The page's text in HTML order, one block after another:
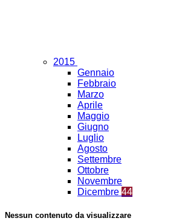
2015
Gennaio
Febbraio
Marzo
Aprile
Maggio
Giugno
Luglio
Agosto
Settembre
Ottobre
Novembre
Dicembre 44
Nessun contenuto da visualizzare